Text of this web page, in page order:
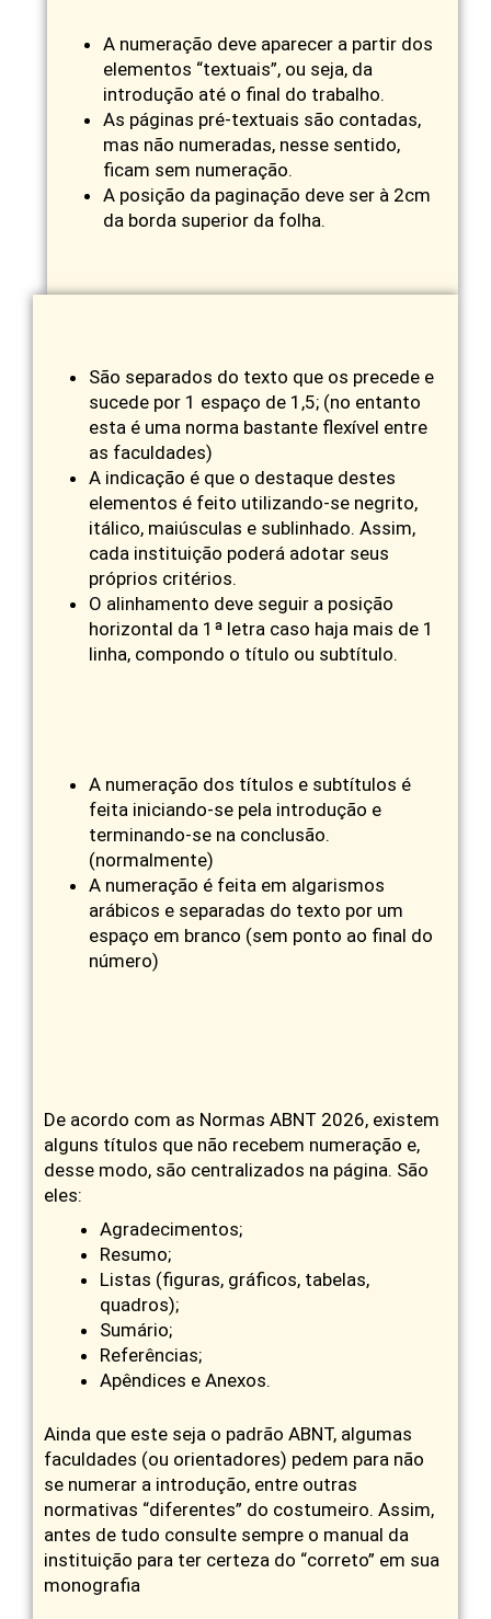
A numeração deve aparecer a partir dos
elementos “textuais”, ou seja, da
introdução até o final do trabalho.
As páginas pré-textuais são contadas,
mas não numeradas, nesse sentido,
ficam sem numeração.
A posição da paginação deve ser à 2cm
da borda superior da folha.
São separados do texto que os precede e
sucede por 1 espaço de 1,5; (no entanto
esta é uma norma bastante flexível entre
as faculdades)
A indicação é que o destaque destes
elementos é feito utilizando-se negrito,
itálico, maiúsculas e sublinhado. Assim,
cada instituição poderá adotar seus
próprios critérios.
O alinhamento deve seguir a posição
horizontal da 1ª letra caso haja mais de 1
linha, compondo o título ou subtítulo.
A numeração dos títulos e subtítulos é
feita iniciando-se pela introdução e
terminando-se na conclusão.
(normalmente)
A numeração é feita em algarismos
arábicos e separadas do texto por um
espaço em branco (sem ponto ao final do
número)
De acordo com as Normas ABNT 2026, existem
alguns títulos que não recebem numeração e,
desse modo, são centralizados na página. São
eles:
Agradecimentos;
Resumo;
Listas (figuras, gráficos, tabelas,
quadros);
Sumário;
Referências;
Apêndices e Anexos.
Ainda que este seja o padrão ABNT, algumas
faculdades (ou orientadores) pedem para não
se numerar a introdução, entre outras
normativas “diferentes” do costumeiro. Assim,
antes de tudo consulte sempre o manual da
instituição para ter certeza do “correto” em sua
monografia